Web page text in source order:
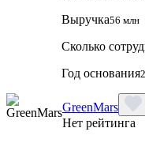
Выручка56 млн
Сколько
Год основания
GreenMars
Нет рейтинга